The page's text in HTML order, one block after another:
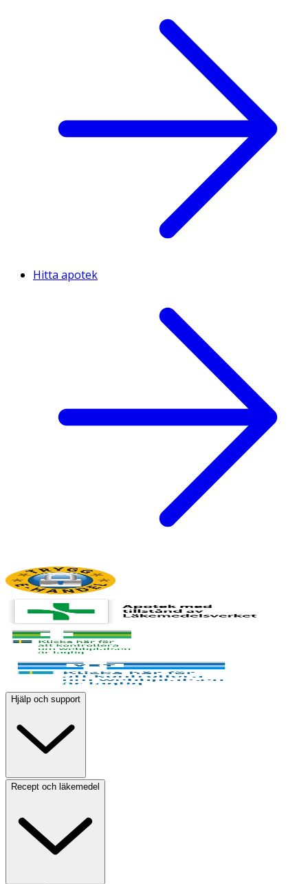
Hitta apotek
Hjälp och support
Recept och läkemedel